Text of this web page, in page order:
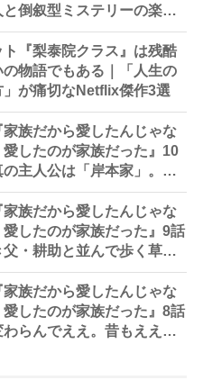
と倒叙型ミステリーの楽し
ト『梨泰院クラス』は残酷
の物語でもある｜「人生の
」が痛切なNetflix傑作3選
家族だから愛したんじゃな
愛したのが家族だった』10
の主人公は「岸本家」。演
優・河合優実の誕生を見届
せ
家族だから愛したんじゃな
愛したのが家族だった』9話
父・耕助と並んで歩く草太
、この道でええ？」
家族だから愛したんじゃな
愛したのが家族だった』8話
わらんでええ。昔もええ。